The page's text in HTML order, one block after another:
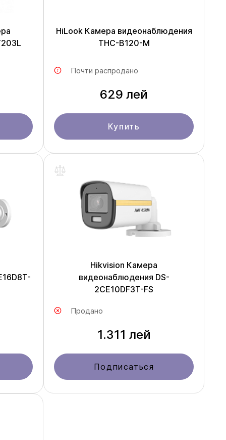
HiLook Камера видеонаблюдения
THC-B120-M
Почти распродано
629 лей
Купить
Hikvision Камера
видеонаблюдения DS-
2CE10DF3T-FS
Продано
1.311 лей
Подписаться